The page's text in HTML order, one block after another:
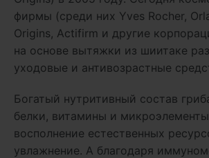
фирмы (среди них Yves Rocher,
Origins, Actifirm и другие
на основе вытяжки из шиитаке
уходовые и антивозрастные
Богатый нутритивный состав
белки, витамины и
восполнение естественных
увлажнение. А благодаря